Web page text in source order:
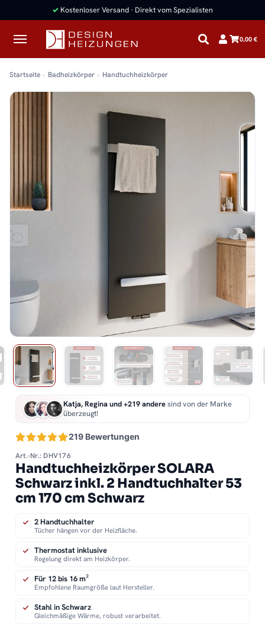
✓ Kostenloser Versand · Direkt vom Spezialisten
0,00 €
Startseite Badheizkörper Handtuchheizkörper
219 Bewertungen
Katja, Regina und +219 anderesind von der Marke
überzeugt!
Art.-Nr.: DHV176
Handtuchheizkörper SOLARA
Schwarz inkl. 2 Handtuchhalter 53
cm 170 cm Schwarz
2 Handtuchhalter
Tücher hängen vor der Heizfläche.
Thermostat inklusive
Regelung direkt am Heizkörper.
Für 12 bis 16 m²
Empfohlene Raumgröße laut Hersteller.
Stahl in Schwarz
Gleichmäßige Wärme, robust verarbeitet.